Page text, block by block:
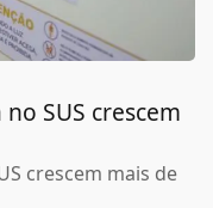
SUS crescem
crescem mais de